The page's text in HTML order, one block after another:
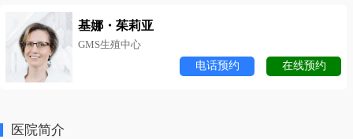
基娜・茱莉亚
GMS生殖中心
电话预约
在线预约
医院简介